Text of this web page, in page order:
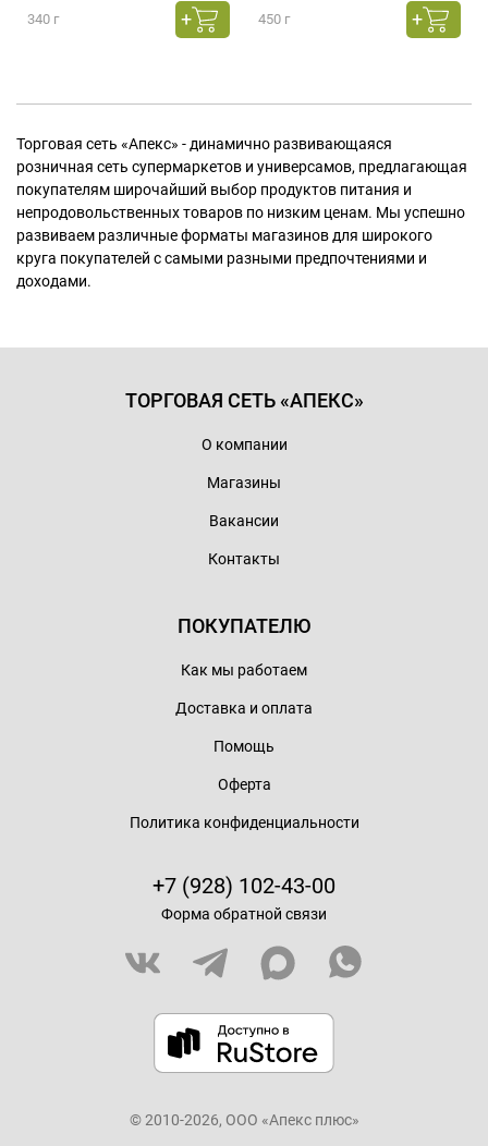
340 г 450 г
Торговая сеть «Апекс» - динамично развивающаяся
розничная сеть супермаркетов и универсамов, предлагающая
покупателям широчайший выбор продуктов питания и
непродовольственных товаров по низким ценам. Мы успешно
развиваем различные форматы магазинов для широкого
круга покупателей с самыми разными предпочтениями и
доходами.
ТОРГОВАЯ СЕТЬ «АПЕКС»
О компании
Магазины
Вакансии
Контакты
ПОКУПАТЕЛЮ
Как мы работаем
Доставка и оплата
Помощь
Оферта
Политика конфиденциальности
+7 (928) 102-43-00
Форма обратной связи
© 2010-2026, ООО «Апекс плюс»